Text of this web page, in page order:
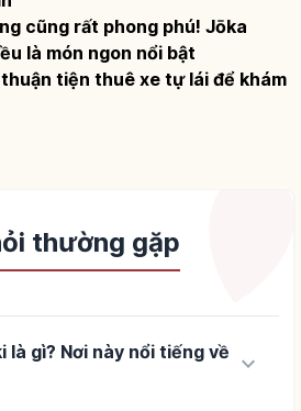
cũng rất phong phú! Jōka
là món ngon nổi bật
tiện thuê xe tự lái để khám
thường gặp
là gì? Nơi này nổi tiếng về keyboard_arrow_down